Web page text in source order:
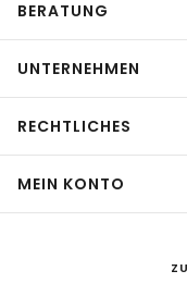
BERATUNG
UNTERNEHMEN
RECHTLICHES
MEIN KONTO